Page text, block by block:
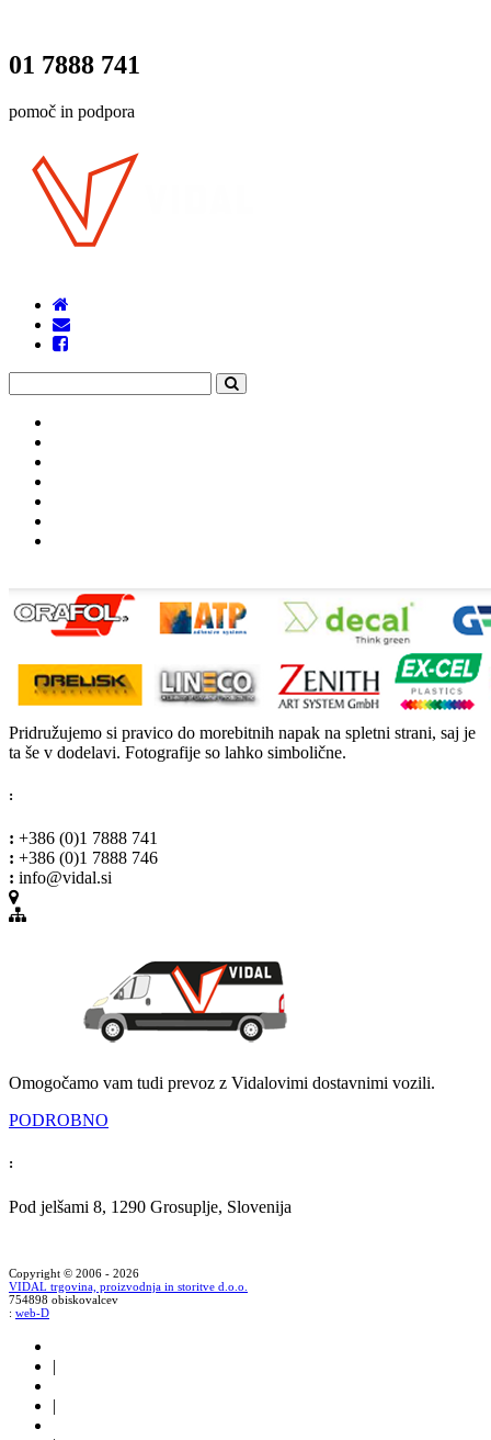
01 7888 741
pomoč in podpora
Pridružujemo si pravico do morebitnih napak na spletni strani, saj je
ta še v dodelavi. Fotografije so lahko simbolične.
:
: +386 (0)1 7888 741
: +386 (0)1 7888 746
: info@vidal.si
Omogočamo vam tudi prevoz z Vidalovimi dostavnimi vozili.
PODROBNO
:
Pod jelšami 8, 1290 Grosuplje, Slovenija
Copyright © 2006 - 2026
VIDAL trgovina, proizvodnja in storitve d.o.o.
754898 obiskovalcev
: web-D
|
|